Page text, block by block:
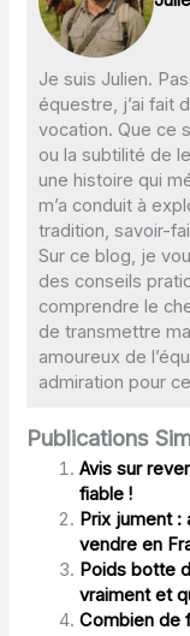
Je suis Julien.
équestre, j’ai fait
vocation. Que ce
ou la subtilité de
une histoire qui
m’a conduit à
tradition, savoir-
Sur ce blog, je
des conseils
comprendre le
de transmettre
amoureux de
admiration pour
Publications
Avis sur
fiable !
Prix jument :
vendre en
Poids botte
vraiment et
Combien de